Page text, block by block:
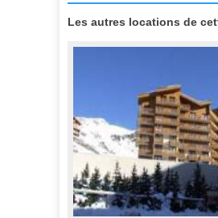
Les autres locations de